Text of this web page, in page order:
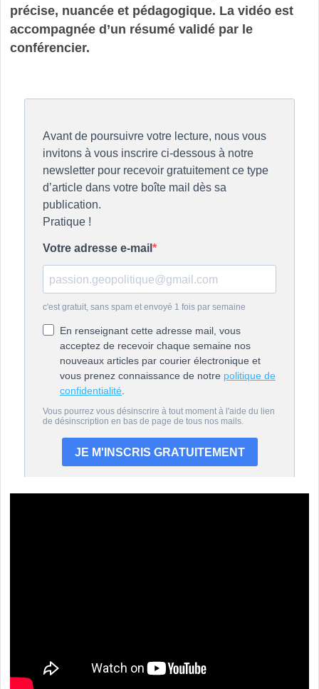
précise, nuancée et pédagogique. La vidéo est
accompagnée d’un résumé validé par le
conférencier.